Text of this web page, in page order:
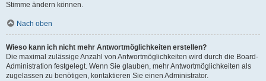
Stimme ändern können.
Nach oben
Wieso kann ich nicht mehr Antwortmöglichkeiten erstellen?
Die maximal zulässige Anzahl von Antwortmöglichkeiten wird durch die Board-
Administration festgelegt. Wenn Sie glauben, mehr Antwortmöglichkeiten als
zugelassen zu benötigen, kontaktieren Sie einen Administrator.